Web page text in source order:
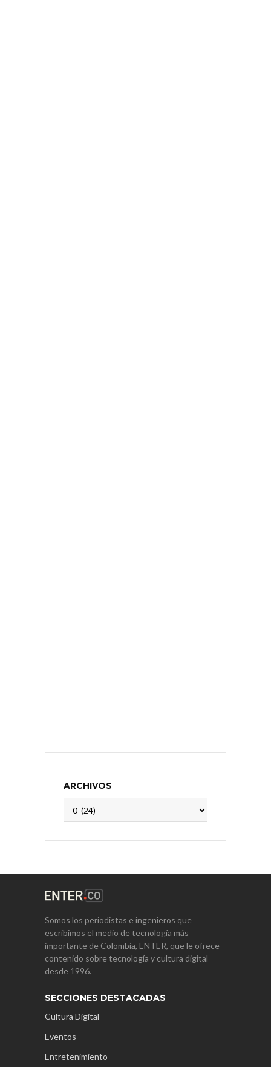
ARCHIVOS
Somos los periodistas e ingenieros que
escribimos el medio de tecnología más
importante de Colombia, ENTER, que le ofrece
contenido sobre tecnología y cultura digital
desde 1996.
SECCIONES DESTACADAS
Cultura Digital
Eventos
Entretenimiento